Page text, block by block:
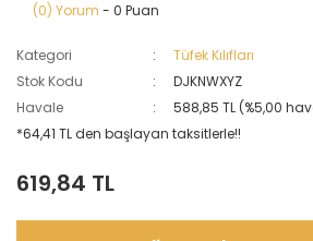
(0) Yorum - 0 Puan
Kategori
Tüfek Kılıfları
Stok Kodu
DJKNWXYZ
Havale
588,85 TL (%5,00
*64,41 TL den başlayan taksitlerle!!
619,84 TL